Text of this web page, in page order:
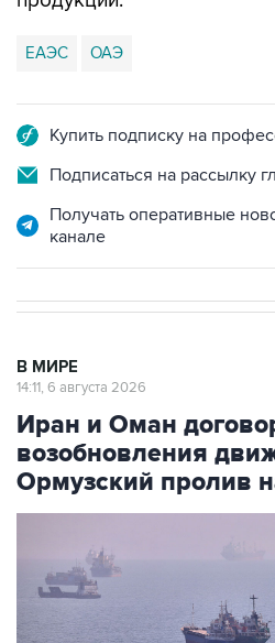
ЕАЭС ОАЭ
Купить подписку на
Подписаться на рассылку
Получать оперативные
канале
В МИРЕ
14:11, 6 августа 2026
Иран и Оман
возобновления
Ормузский пролив